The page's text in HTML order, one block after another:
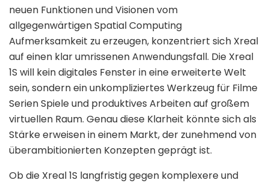
neuen Funktionen und Visionen vom
allgegenwärtigen Spatial Computing
Aufmerksamkeit zu erzeugen, konzentriert sich Xreal
auf einen klar umrissenen Anwendungsfall. Die Xreal
1S will kein digitales Fenster in eine erweiterte Welt
sein, sondern ein unkompliziertes Werkzeug für Filme
Serien Spiele und produktives Arbeiten auf großem
virtuellen Raum. Genau diese Klarheit könnte sich als
Stärke erweisen in einem Markt, der zunehmend von
überambitionierten Konzepten geprägt ist.
Ob die Xreal 1S langfristig gegen komplexere und